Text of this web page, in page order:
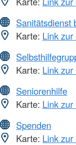
Sanitätsdienst
Karte: Link
Karte: Link
Seniorenhilfe
Karte: Link
Spenden
Karte: Link